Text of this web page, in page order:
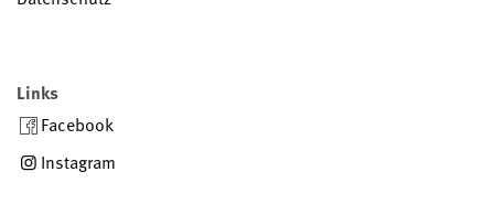
Links
Facebook
Instagram